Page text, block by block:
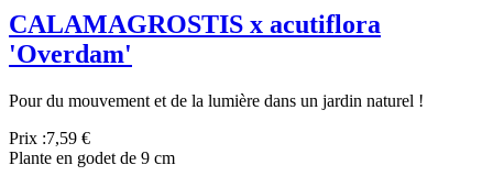
CALAMAGROSTIS x acutiflora
'Overdam'
Pour du mouvement et de la lumière dans un jardin naturel !
Prix :7,59 €
Plante en godet de 9 cm